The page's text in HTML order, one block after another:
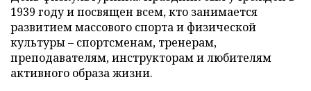
1939 году и посвящен всем, кто занимается
развитием массового спорта и физической
культуры – спортсменам, тренерам,
преподавателям, инструкторам и любителям
активного образа жизни.